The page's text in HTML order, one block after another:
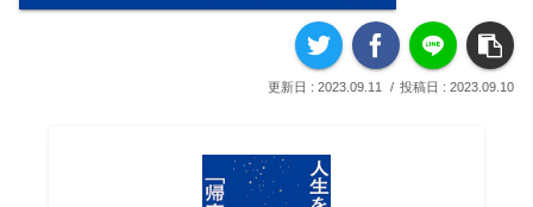
2023.09.11 2023.09.10